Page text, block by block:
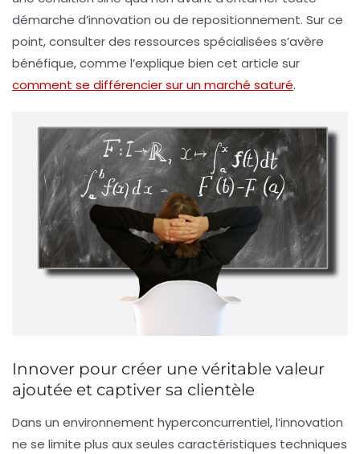
démarche d’innovation ou de repositionnement. Sur ce
point, consulter des ressources spécialisées s’avère
bénéfique, comme l’explique bien cet article sur
comment se différencier sur un marché saturé.
Innover pour créer une véritable valeur
ajoutée et captiver sa clientèle
Dans un environnement hyperconcurrentiel, l’innovation
ne se limite plus aux seules caractéristiques techniques